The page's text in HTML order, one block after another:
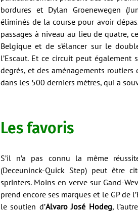
bordures et Dylan Groenewegen
éliminés de la course pour avoir
passages à niveau au lieu de quatre,
Belgique et de s’élancer sur le
l’Escaut. Et ce circuit peut
degrés, et des aménagements
dans les 500 derniers mètres, qui a
Les favoris
S’il n’a pas connu la même
(Deceuninck-Quick Step) peut être
sprinters. Moins en verve sur Gand-
prend encore ses marques et le GP de
le soutien d’Alvaro José Hodeg,